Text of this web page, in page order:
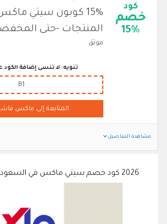
كود
خصم
15%
15% كوبون سيتي
المنتجات -حتى المخفضة-
موثق
تنويه: لا تنسى إضافة الكود
B1
المتابعة إلى ماكس
مشاهدة التفاصيل
2026 كود خصم سيتي ماكس في السعودية على جميع المنتجات